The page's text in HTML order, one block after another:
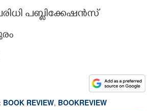
പബ്ളിക്കേഷൻസ്
BOOK REVIEW, BOOKREVIEW